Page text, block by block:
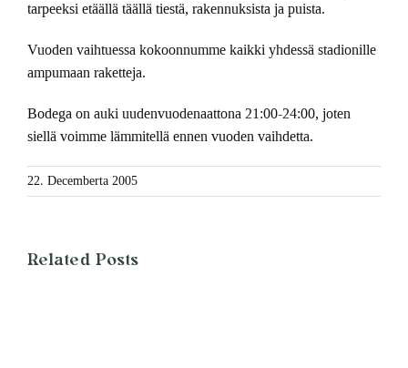
tarpeeksi etäällä täällä tiestä, rakennuksista ja puista.
Vuoden vaihtuessa kokoonnumme kaikki yhdessä stadionille
ampumaan raketteja.
Bodega on auki uudenvuodenaattona 21:00-24:00, joten
siellä voimme lämmitellä ennen vuoden vaihdetta.
22. Decemberta 2005
Related Posts